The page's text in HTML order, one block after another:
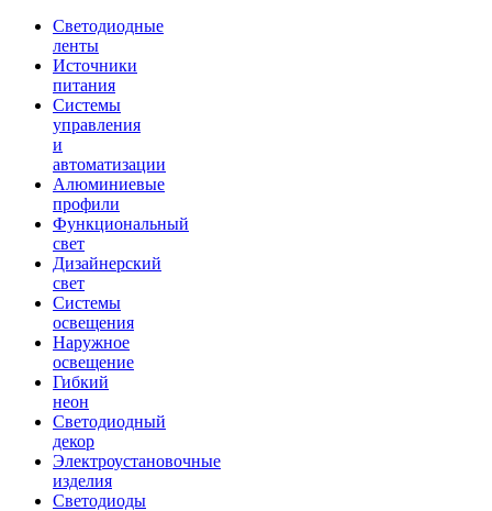
Светодиодные
ленты
Источники
питания
Системы
управления
и
автоматизации
Алюминиевые
профили
Функциональный
свет
Дизайнерский
свет
Системы
освещения
Наружное
освещение
Гибкий
неон
Светодиодный
декор
Электроустановочные
изделия
Светодиоды